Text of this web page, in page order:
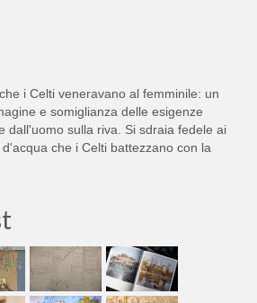
i Celti veneravano al femminile: un
e somiglianza delle esigenze
dall'uomo sulla riva. Si sdraia fedele ai
che i Celti battezzano con la